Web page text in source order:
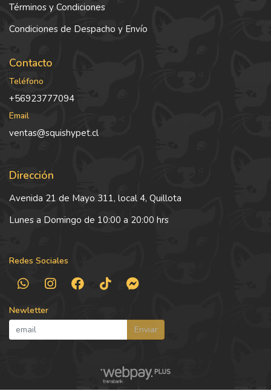
Términos y Condiciones
Condiciones de Despacho y Envío
Contacto
Teléfono
+56923777094
Email
ventas@squishypet.cl
Dirección
Avenida 21 de Mayo 311, local 4, Quillota
Lunes a Domingo de 10:00 a 20:00 hrs
Redes Sociales
Newletter
Enviar